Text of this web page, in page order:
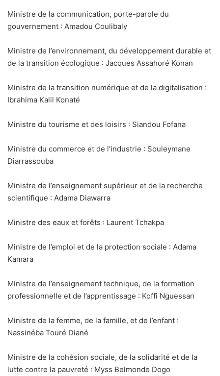
Ministre de la communication, porte-parole du
gouvernement : Amadou Coulibaly
Ministre de l’environnement, du développement durable et
de la transition écologique : Jacques Assahoré Konan
Ministre de la transition numérique et de la digitalisation :
Ibrahima Kalil Konaté
Ministre du tourisme et des loisirs : Siandou Fofana
Ministre du commerce et de l’industrie : Souleymane
Diarrassouba
Ministre de l’enseignement supérieur et de la recherche
scientifique : Adama Diawarra
Ministre des eaux et forêts : Laurent Tchakpa
Ministre de l’emploi et de la protection sociale : Adama
Kamara
Ministre de l’enseignement technique, de la formation
professionnelle et de l’apprentissage : Koffi Nguessan
Ministre de la femme, de la famille, et de l’enfant :
Nassinéba Touré Diané
Ministre de la cohésion sociale, de la solidarité et de la
lutte contre la pauvreté : Myss Belmonde Dogo